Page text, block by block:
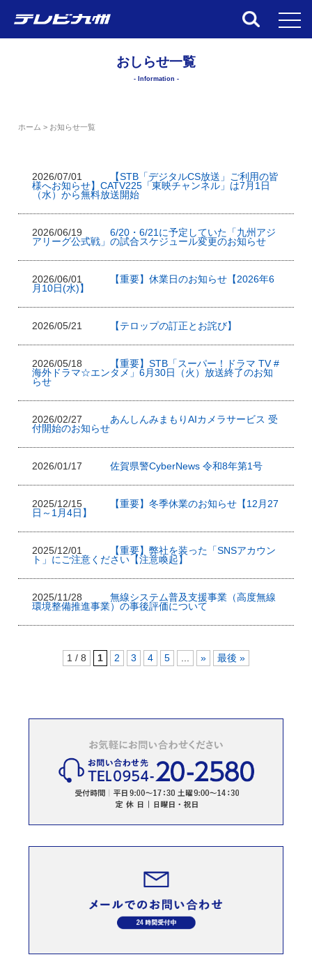
おしらせ一覧
- Information -
ホーム > お知らせ一覧
2026/07/01
【STB「デジタルCS放送」ご利用の皆
様へお知らせ】CATV225「東映チャンネル」は7月1日
（水）から無料放送開始
2026/06/19
6/20・6/21に予定していた「九州アジ
アリーグ公式戦」の試合スケジュール変更のお知らせ
2026/06/01
【重要】休業日のお知らせ【2026年6
月10日(水)】
2026/05/21 【テロップの訂正とお詫び】
2026/05/18
【重要】STB「スーパー！ドラマ TV #
海外ドラマ☆エンタメ」6月30日（火）放送終了のお知
らせ
2026/02/27
あんしんみまもりAIカメラサービス 受
付開始のお知らせ
2026/01/17 佐賀県警CyberNews 令和8年第1号
2025/12/15
【重要】冬季休業のお知らせ【12月27
日～1月4日】
2025/12/01
【重要】弊社を装った「SNSアカウン
ト」にご注意ください【注意喚起】
2025/11/28
無線システム普及支援事業（高度無線
環境整備推進事業）の事後評価について
1 / 8 1 2 3 4 5 ... » 最後 »